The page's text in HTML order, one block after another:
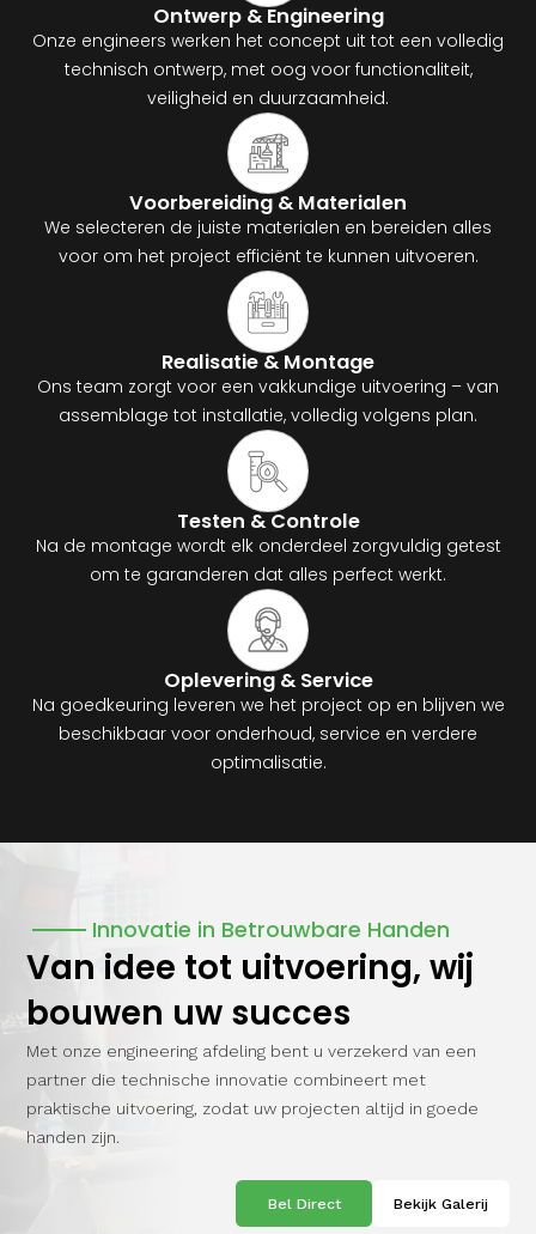
Ontwerp & Engineering
Onze engineers werken het concept uit tot een volledig
technisch ontwerp, met oog voor functionaliteit,
veiligheid en duurzaamheid.
Voorbereiding & Materialen
We selecteren de juiste materialen en bereiden alles
voor om het project efficiënt te kunnen uitvoeren.
Realisatie & Montage
Ons team zorgt voor een vakkundige uitvoering – van
assemblage tot installatie, volledig volgens plan.
Testen & Controle
Na de montage wordt elk onderdeel zorgvuldig getest
om te garanderen dat alles perfect werkt.
Oplevering & Service
Na goedkeuring leveren we het project op en blijven we
beschikbaar voor onderhoud, service en verdere
optimalisatie.
Innovatie in Betrouwbare Handen
Van idee tot uitvoering,wij
bouwen uw succes
Met onze engineering afdeling bent u verzekerd van een
partner die technische innovatie combineert met
praktische uitvoering, zodat uw projecten altijd in goede
handen zijn.
Bel Direct Bekijk Galerij